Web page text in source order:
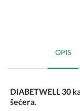
OPIS
DIABETWELL 30
šećera.